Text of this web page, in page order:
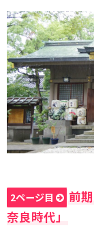
2ページ目
前
奈良時代」